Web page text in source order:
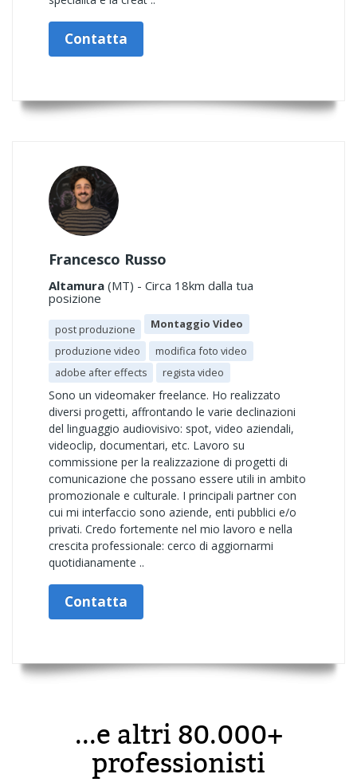
Contatta
Francesco Russo
Altamura (MT) - Circa 18km dalla tua
posizione
post produzione
Montaggio Video
produzione video
modifica foto video
adobe after effects
regista video
Sono un videomaker freelance. Ho realizzato
diversi progetti, affrontando le varie declinazioni
del linguaggio audiovisivo: spot, video aziendali,
videoclip, documentari, etc. Lavoro su
commissione per la realizzazione di progetti di
comunicazione che possano essere utili in ambito
promozionale e culturale. I principali partner con
cui mi interfaccio sono aziende, enti pubblici e/o
privati. Credo fortemente nel mio lavoro e nella
crescita professionale: cerco di aggiornarmi
quotidianamente ..
Contatta
...e altri 80.000+
professionisti